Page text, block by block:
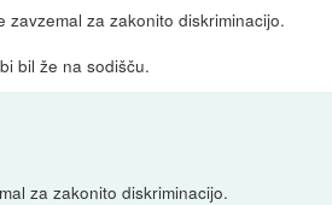
zavzemal za zakonito diskriminacijo.
bil že na sodišču.
za zakonito diskriminacijo.